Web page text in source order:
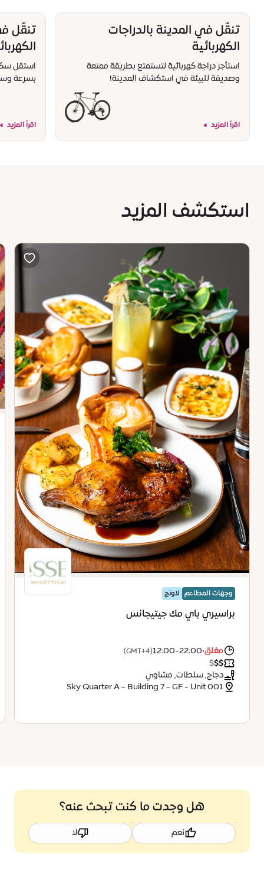
تنقّل في المدينة بالدراجات
الكهربائية
استأجر دراجة كهربائية لتستمتع بطريقة ممتعة
وصديقة للبيئة في استكشاف المدينة!
اقرأ المزيد
تنقّل
استقل
بسرعة
اقرأ المزيد
استكشف المزيد
وجهات المطاعم لاونج
براسيري باي مك جيتيجانس
مغلق•
12:00-22:00
(GMT+4)
$
$
$
دجاج, سلطات, مشاوي
Sky Quarter A - Building 7 - GF - Unit 001
هل وجدت ما كنت تبحث عنه؟
نعم لا